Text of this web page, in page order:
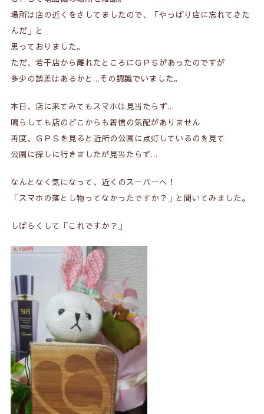
場所は店の近くをさしてましたので、「やっぱり店に忘れてきた
んだ」と
思っておりました。
ただ、若干店から離れたところにＧＰＳがあったのですが
多少の誤差はあるかと…その認識でいました。
本日、店に来てみてもスマホは見当たらず…
鳴らしても店のどこからも着信の気配がありません
再度、ＧＰＳを見ると近所の公園に点灯しているのを見て
公園に探しに行きましたが見当たらず…
なんとなく気になって、近くのスーパーへ！
「スマホの落とし物ってなかったですか？」と聞いてみました。
しばらくして「これですか？」